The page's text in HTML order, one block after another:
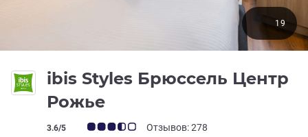
ibis Styles Брюссель Центр
Рожье
Примечание: отзывы клиентов (Рейтинг ALL)
3.6/5 Отзывов: 278
19